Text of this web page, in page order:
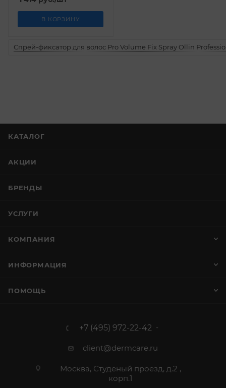
В КОРЗИНУ
Спрей-фиксатор для волос Pro Volume Fix Spray Ollin
КАТАЛОГ
АКЦИИ
БРЕНДЫ
УСЛУГИ
КОМПАНИЯ
ИНФОРМАЦИЯ
ПОМОЩЬ
+7 (495) 972-22-42
client@dermcare.ru
Москва, Студеный проезд, д.2 ,
корп.1